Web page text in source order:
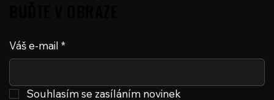
Váš e-mail *
Souhlasím se zasíláním novinek